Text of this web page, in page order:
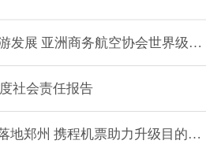
发展 亚洲商务航空协会世界级
社会责任报告
地郑州 携程机票助力升级目的地